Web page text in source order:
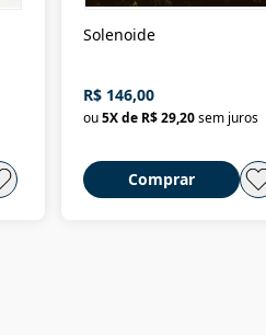
Solenoide
R$ 146,00
ou5X de R$ 29,20sem juros
Comprar